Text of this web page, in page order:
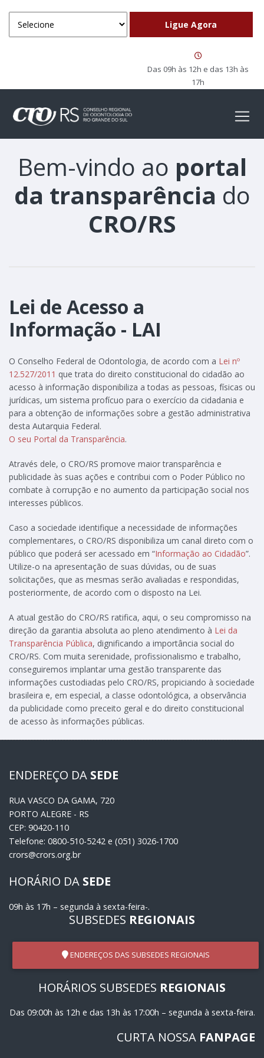
Das 09h às 12h e das 13h às
17h
Bem-vindo ao portal
da transparência do
CRO/RS
Lei de Acesso a
Informação - LAI
O Conselho Federal de Odontologia, de acordo com a Lei nº
12.527/2011 que trata do direito constitucional do cidadão ao
acesso à informação disponibiliza a todas as pessoas, físicas ou
jurídicas, um sistema profícuo para o exercício da cidadania e
para a obtenção de informações sobre a gestão administrativa
desta Autarquia Federal.
O seu Portal da Transparência.
Através dele, o CRO/RS promove maior transparência e
publicidade às suas ações e contribui com o Poder Público no
combate à corrupção e no aumento da participação social nos
interesses públicos.
Caso a sociedade identifique a necessidade de informações
complementares, o CRO/RS disponibiliza um canal direto com o
público que poderá ser acessado em “Informação ao Cidadão”.
Utilize-o na apresentação de suas dúvidas, ou de suas
solicitações, que as mesmas serão avaliadas e respondidas,
posteriormente, de acordo com o disposto na Lei.
A atual gestão do CRO/RS ratifica, aqui, o seu compromisso na
direção da garantia absoluta ao pleno atendimento à Lei da
Transparência Pública, dignificando a importância social do
CRO/RS. Com muita serenidade, profissionalismo e trabalho,
conseguiremos implantar uma gestão transparente das
informações custodiadas pelo CRO/RS, propiciando à sociedade
brasileira e, em especial, a classe odontológica, a observância
da publicidade como preceito geral e do direito constitucional
de acesso às informações públicas.
ENDEREÇO DA SEDE
RUA VASCO DA GAMA, 720
PORTO ALEGRE - RS
CEP: 90420-110
Telefone: 0800-510-5242 e (051) 3026-1700
crors@crors.org.br
HORÁRIO DA SEDE
09h às 17h – segunda à sexta-feira-.
SUBSEDES REGIONAIS
ENDEREÇOS DAS SUBSEDES REGIONAIS
HORÁRIOS SUBSEDES REGIONAIS
Das 09:00h às 12h e das 13h às 17:00h – segunda à sexta-feira.
CURTA NOSSA FANPAGE